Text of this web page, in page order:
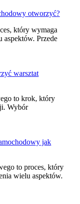
otworzyć?
który wymaga
aspektów. Przede
warsztat
to krok, który
Wybór
jak
to proces, który
wielu aspektów.